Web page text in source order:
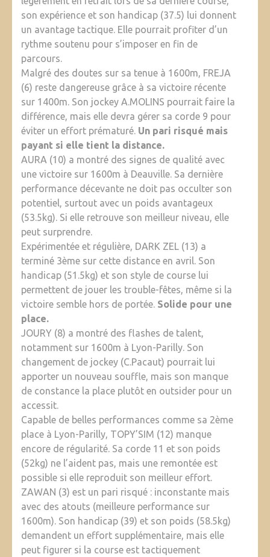
son expérience et son handicap (37.5) lui donnent
un avantage tactique. Elle pourrait profiter d’un
rythme soutenu pour s’imposer en fin de
parcours.
Malgré des doutes sur sa tenue à 1600m, FREJA
(6) reste dangereuse grâce à sa victoire récente
sur 1400m. Son jockey A.MOLINS pourrait faire la
différence, mais elle devra gérer sa corde 9 pour
éviter un effort prématuré. Un pari risqué mais
payant si elle tient la distance.
AURA (10) a montré des signes de qualité avec
une victoire sur 1600m à Deauville. Sa dernière
performance décevante ne doit pas occulter son
potentiel, surtout avec un poids avantageux
(53.5kg). Si elle retrouve son meilleur niveau, elle
peut surprendre.
Expérimentée et régulière, DARK ZEL (13) a
terminé 3ème sur cette distance en avril. Son
handicap (51.5kg) et son style de course lui
permettent de jouer les trouble-fêtes, même si la
victoire semble hors de portée. Solide pour une
place.
JOURY (8) a montré des flashes de talent,
notamment sur 1600m à Lyon-Parilly. Son
changement de jockey (C.Pacaut) pourrait lui
apporter un nouveau souffle, mais son manque
de constance la place plutôt en outsider pour un
accessit.
Capable de belles performances comme sa 2ème
place à Lyon-Parilly, TOPY’SIM (12) manque
encore de régularité. Sa corde 11 et son poids
(52kg) ne l’aident pas, mais une remontée est
possible si elle reproduit son meilleur effort.
ZAWAN (3) est un pari risqué : inconstante mais
avec des atouts (meilleure performance sur
1600m). Son handicap (39) et son poids (58.5kg)
demandent un effort supplémentaire, mais elle
peut figurer si la course est tactiquement